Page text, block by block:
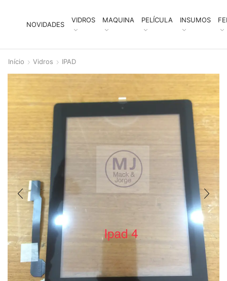
NOVIDADES
VIDROS MAQUINA PELÍCULA INSUMOS
Início Vidros IPAD